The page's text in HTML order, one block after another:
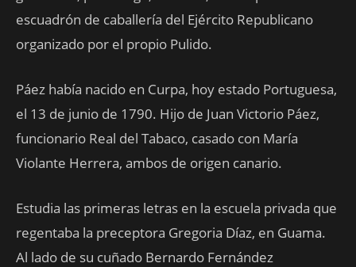
escuadrón de caballería del Ejército Republicano
organizado por el propio Pulido.
Páez había nacido en Curpa, hoy estado Portuguesa,
el 13 de junio de 1790. Hijo de Juan Victorio Páez,
funcionario Real del Tabaco, casado con María
Violante Herrera, ambos de origen canario.
Estudia las primeras letras en la escuela privada que
regentaba la preceptora Gregoria Díaz, en Guama.
Al lado de su cuñado Bernardo Fernández